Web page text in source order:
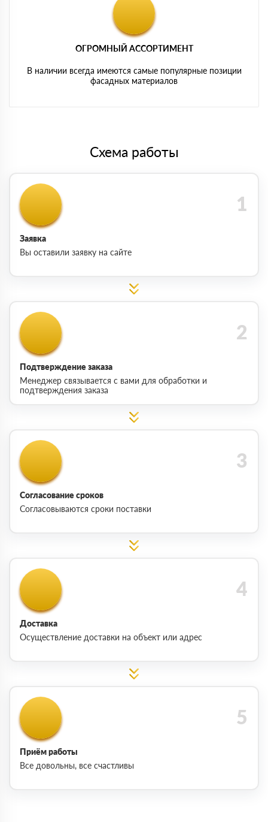
ОГРОМНЫЙ АССОРТИМЕНТ
В наличии всегда имеются самые популярные позиции
фасадных материалов
Схема работы
Заявка
Вы оставили заявку на сайте
Подтверждение заказа
Менеджер связывается с вами для обработки и
подтверждения заказа
Согласование сроков
Согласовываются сроки поставки
Доставка
Осуществление доставки на объект или адрес
Приём работы
Все довольны, все счастливы